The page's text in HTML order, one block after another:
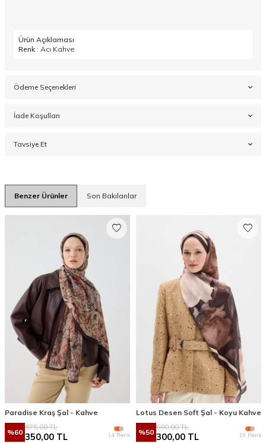
Ürün Açıklaması
Renk : Acı Kahve
Ödeme Seçenekleri
İade Koşulları
Tavsiye Et
Benzer Ürünler Son Bakılanlar
Paradise Kraş Şal - Kahve
%60
875,00TL
350,00 TL 14 Renk
Lotus Desen Soft Şal - Koyu Kahve
%50
600,00TL
300,00 TL 19 Renk